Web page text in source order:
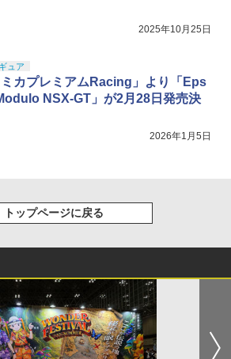
2025年10月25日
ュア
ミカプレミアムRacing」より「Eps
NSX-GT」が2月28日発売決
2026年1月5日
トップページに戻る